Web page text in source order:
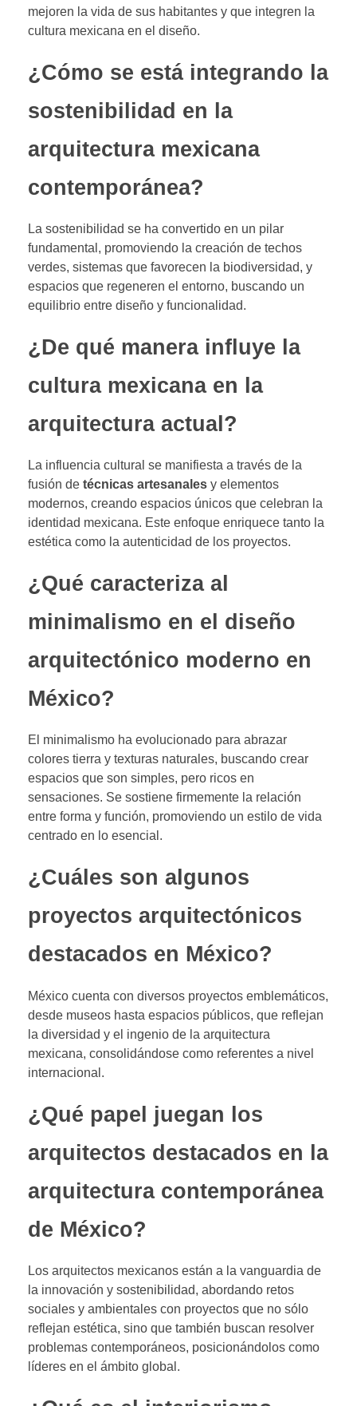
mejoren la vida de sus habitantes y que integren la
cultura mexicana en el diseño.
¿Cómo se está integrando la
sostenibilidad en la
arquitectura mexicana
contemporánea?
La sostenibilidad se ha convertido en un pilar
fundamental, promoviendo la creación de techos
verdes, sistemas que favorecen la biodiversidad, y
espacios que regeneren el entorno, buscando un
equilibrio entre diseño y funcionalidad.
¿De qué manera influye la
cultura mexicana en la
arquitectura actual?
La influencia cultural se manifiesta a través de la
fusión de técnicas artesanales y elementos
modernos, creando espacios únicos que celebran la
identidad mexicana. Este enfoque enriquece tanto la
estética como la autenticidad de los proyectos.
¿Qué caracteriza al
minimalismo en el diseño
arquitectónico moderno en
México?
El minimalismo ha evolucionado para abrazar
colores tierra y texturas naturales, buscando crear
espacios que son simples, pero ricos en
sensaciones. Se sostiene firmemente la relación
entre forma y función, promoviendo un estilo de vida
centrado en lo esencial.
¿Cuáles son algunos
proyectos arquitectónicos
destacados en México?
México cuenta con diversos proyectos emblemáticos,
desde museos hasta espacios públicos, que reflejan
la diversidad y el ingenio de la arquitectura
mexicana, consolidándose como referentes a nivel
internacional.
¿Qué papel juegan los
arquitectos destacados en la
arquitectura contemporánea
de México?
Los arquitectos mexicanos están a la vanguardia de
la innovación y sostenibilidad, abordando retos
sociales y ambientales con proyectos que no sólo
reflejan estética, sino que también buscan resolver
problemas contemporáneos, posicionándolos como
líderes en el ámbito global.